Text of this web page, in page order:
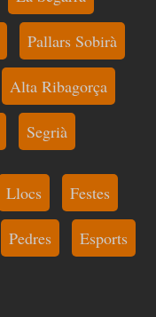
Pallars Sobirà
Alta Ribagorça
Segrià
Llocs Festes
Pedres Esports